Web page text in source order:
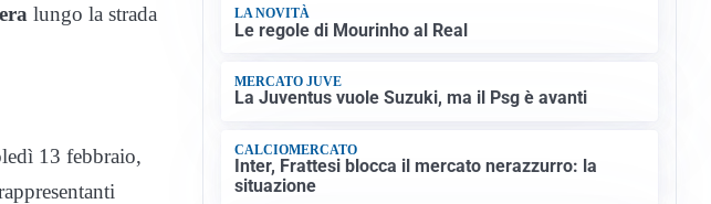
lungo la strada
13 febbraio,
LA NOVITÀ
Le regole di Mourinho al Real
MERCATO JUVE
La Juventus vuole Suzuki, ma il Psg è avanti
CALCIOMERCATO
Inter, Frattesi blocca il mercato nerazzurro: la
situazione